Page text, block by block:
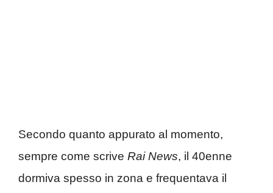
Secondo quanto appurato al momento,
sempre come scrive Rai News, il 40enne
dormiva spesso in zona e frequentava il